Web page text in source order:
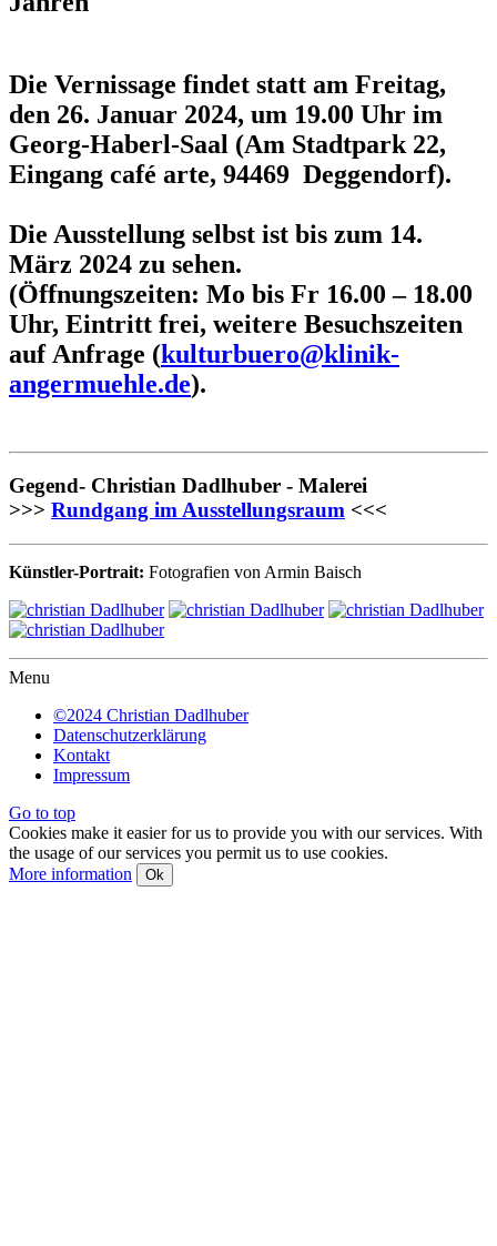
Die Vernissage findet statt am Freitag,
den 26. Januar 2024, um 19.00 Uhr im
Georg-Haberl-Saal (Am Stadtpark 22,
Eingang café arte, 94469 Deggendorf).
Die Ausstellung selbst ist bis zum 14.
März 2024 zu sehen.
(Öffnungszeiten: Mo bis Fr 16.00 – 18.00
Uhr, Eintritt frei, weitere Besuchszeiten
auf Anfrage (kulturbuero@klinik-
angermuehle.de).
Gegend- Christian Dadlhuber - Malerei
>>> Rundgang im Ausstellungsraum <<<
Künstler-Portrait: Fotografien von Armin Baisch
Menu
©2024 Christian Dadlhuber
Datenschutzerklärung
Kontakt
Impressum
Go to top
Cookies make it easier for us to provide you with our services. With
the usage of our services you permit us to use cookies.
More information
Ok